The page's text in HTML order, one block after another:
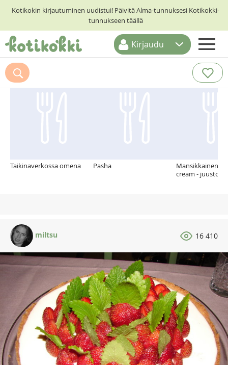
Kotikokin kirjautuminen uudistui! Päivitä Alma-tunnuksesi Kotikokki-
tunnukseen täällä
ETUSIVU
RESEPTIHAKU
Kirjaudu
Suosittelemme myös
Taikinaverkossa omena Pasha
Mansikkainen
cream -
miltsu 16 410